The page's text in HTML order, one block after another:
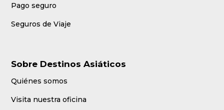
Pago seguro
Seguros de Viaje
Sobre Destinos Asiáticos
Quiénes somos
Visita nuestra oficina